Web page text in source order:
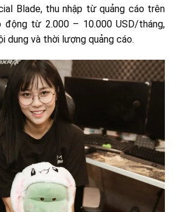
Blade, thu nhập từ quảng cáo trên
động từ 2.000 – 10.000 USD/tháng,
dung và thời lượng quảng cáo.